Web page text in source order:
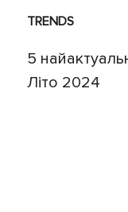
TRENDS
5
Літо 2024